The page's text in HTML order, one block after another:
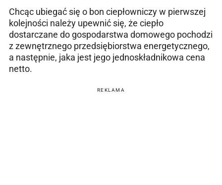
Chcąc ubiegać się o bon ciepłowniczy w pierwszej
kolejności należy upewnić się, że ciepło
dostarczane do gospodarstwa domowego pochodzi
z zewnętrznego przedsiębiorstwa energetycznego,
a następnie, jaka jest jego jednoskładnikowa cena
netto.
REKLAMA